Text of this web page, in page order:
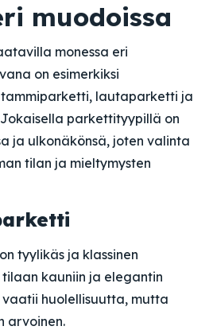
muodoissa
monessa eri
on esimerkiksi
lautaparketti ja
parkettityypillä on
ja ulkonäkönsä, joten valinta
tilan ja mieltymysten
tyylikäs ja klassinen
kauniin ja elegantin
vaatii huolellisuutta, mutta
arvoinen.